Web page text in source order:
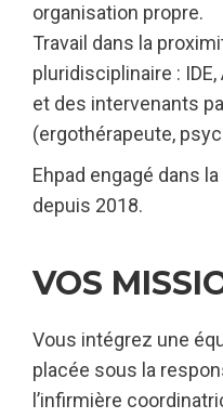
organisation propre.
Travail dans la
pluridisciplinaire : IDE,
et des intervenants
(ergothérapeute,
Ehpad engagé dans
depuis 2018.
VOS
Vous intégrez une
placée sous la
l’infirmière